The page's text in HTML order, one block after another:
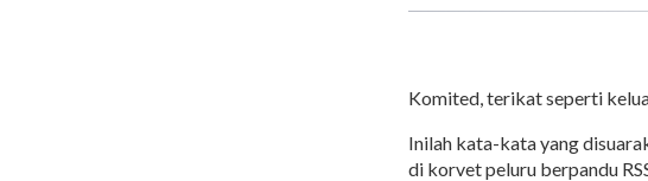
Komited, terikat seperti
Inilah kata-kata yang
di korvet peluru berpandu